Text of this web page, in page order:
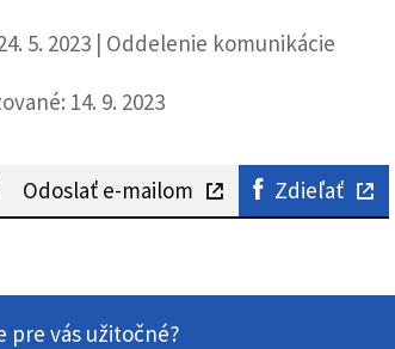
5. 2023 | Oddelenie komunikácie
14. 9. 2023
Odoslať e-mailom Zdieľať
pre vás užitočné?